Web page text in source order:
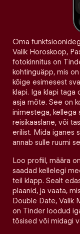
Oma
Valik Horoskoop,
fotokinnitus on
kohtinguäpp, mis
kõige esimesest
klapi. Iga klapi taga
asja mõte. See on
inimestega, kellega
reisikaaslane, või
erilist. Mida iganes
annab sulle ruumi
Loo profiil, määra
saadad kellelegi
teil klapp. Sealt
plaanid, ja vaata,
Double Date, Valik
on Tinder loodud
tõsised või midagi